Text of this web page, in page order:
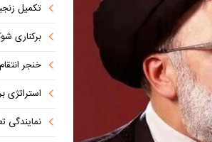
تکمیل
برکناری
خنجر انتقام
استراتژی برند
نمایندگی